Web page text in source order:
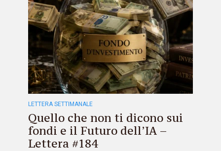
LETTERA SETTIMANALE
Quello che non ti dicono sui
fondi e il Futuro dell’IA –
Lettera #184